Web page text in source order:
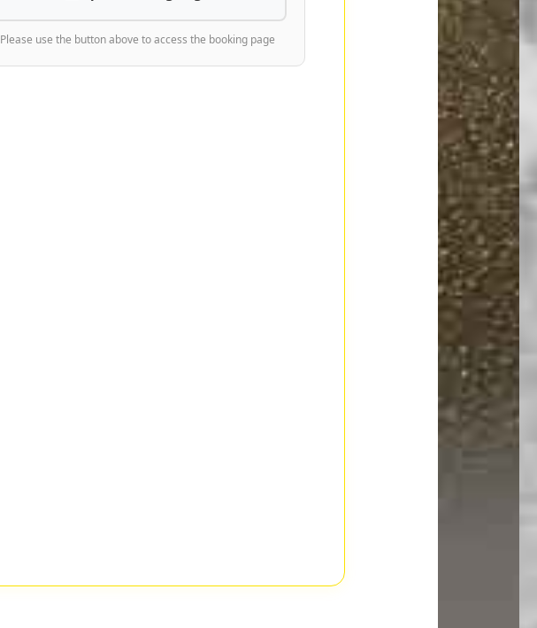
Please use the button above to access the booking page